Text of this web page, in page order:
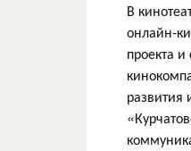
В
онлайн-
проекта